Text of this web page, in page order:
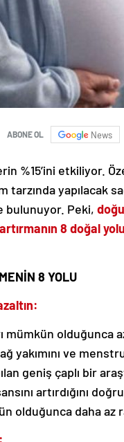
ABONE OL News
%15’ini etkiliyor.
yapılacak
bulunuyor. Peki,
8 doğal
8 YOLU
mümkün olduğunca
yakımını ve
geniş çaplı bir
artırdığını
olduğunca daha az